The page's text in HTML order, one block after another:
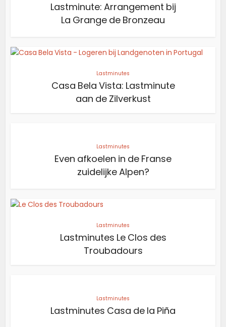
Lastminute: Arrangement bij
La Grange de Bronzeau
Lastminutes
Casa Bela Vista: Lastminute
aan de Zilverkust
Lastminutes
Even afkoelen in de Franse
zuidelijke Alpen?
Lastminutes
Lastminutes Le Clos des
Troubadours
Lastminutes
Lastminutes Casa de la Piña